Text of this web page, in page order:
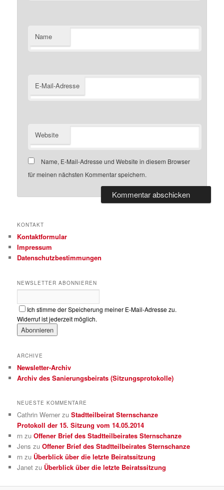
Name
E-Mail-Adresse
Website
Name, E-Mail-Adresse und Website in diesem Browser
für meinen nächsten Kommentar speichern.
KONTAKT
Kontaktformular
Impressum
Datenschutzbestimmungen
NEWSLETTER ABONNIEREN
Ich stimme der Speicherung meiner E-Mail-Adresse zu.
Widerruf ist jederzeit möglich.
ARCHIVE
Newsletter-Archiv
Archiv des Sanierungsbeirats (Sitzungsprotokolle)
NEUESTE KOMMENTARE
Cathrin Werner zuStadtteilbeirat Sternschanze
Protokoll der 15. Sitzung vom 14.05.2014
rn zuOffener Brief des Stadtteilbeirates Sternschanze
Jens zuOffener Brief des Stadtteilbeirates Sternschanze
rn zu Überblick über die letzte Beiratssitzung
Janet zu Überblick über die letzte Beiratssitzung